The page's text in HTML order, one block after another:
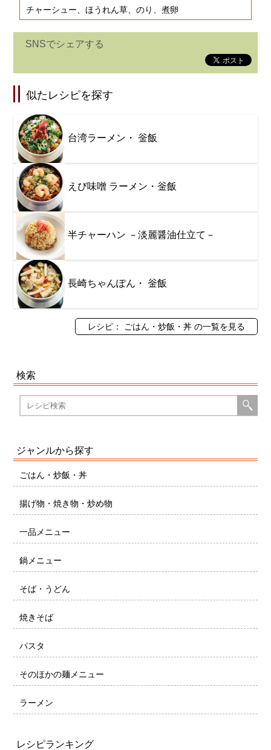
チャーシュー、ほうれん草、のり、煮卵
SNSでシェアする
似たレシピを探す
台湾ラーメン・ 釡飯
えび味噌 ラーメン・釡飯
半チャーハン －淡麗醤油仕立て－
長崎ちゃんぽん・ 釡飯
レシピ： ごはん・炒飯・丼 の一覧を見る
検索
ジャンルから探す
ごはん・炒飯・丼
揚げ物・焼き物・炒め物
一品メニュー
鍋メニュー
そば・うどん
焼きそば
パスタ
そのほかの麺メニュー
ラーメン
レシピランキング